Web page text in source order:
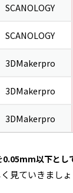
SCANOLOGY
SCANOLOGY
3DMakerpro
3DMakerpro
3DMakerpro
以下とし
見ていきましょ